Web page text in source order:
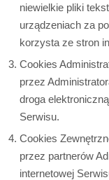
niewielkie pliki
urządzeniach za
korzysta ze stron
Cookies
przez
droga
Serwisu.
Cookies
przez partnerów
internetowej